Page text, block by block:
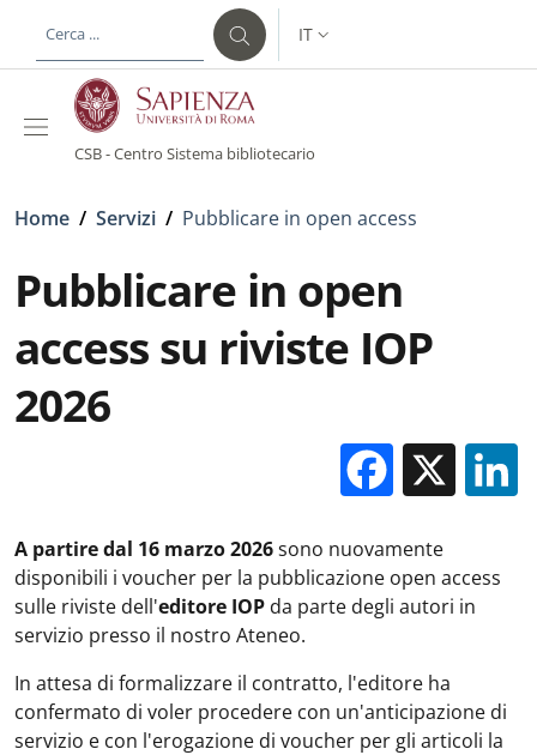
al contenuto principale
SELETTORE LINGUA:
IT
CSB - Centro Sistema bibliotecario
Briciole di pane
Home / Servizi / Pubblicare in open access
Pubblicare in open
access su riviste IOP
2026
X
A partire dal 16 marzo 2026sono nuovamente
disponibili i voucher per la pubblicazione open access
sulle riviste dell'editore IOP da parte degli autori in
servizio presso il nostro Ateneo.
In attesa di formalizzare il contratto, l'editore ha
confermato di voler procedere con un'anticipazione di
servizio e con l'erogazione di voucher per gli articoli la